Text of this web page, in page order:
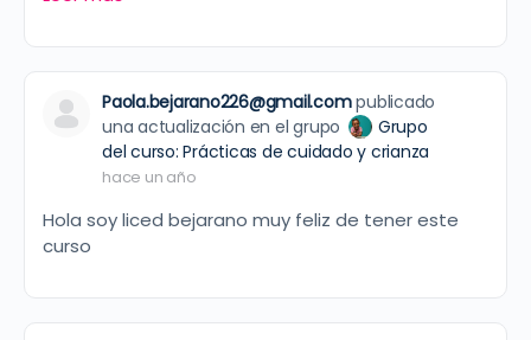
Paola.bejarano226@gmail.compublicado
una actualización en el grupo
Grupo
del curso: Prácticas de cuidado y crianza
hace un año
Hola soy liced bejarano muy feliz de tener este
curso